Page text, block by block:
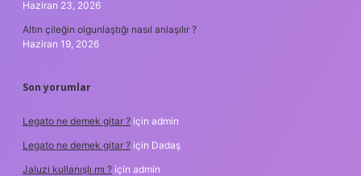
Haziran 23, 2026
Altın çileğin olgunlaştığı nasıl anlaşılır ?
Haziran 19, 2026
Son yorumlar
Legato ne demek gitar ? için admin
Legato ne demek gitar ? için Dadaş
Jaluzi kullanışlı mı ? için admin